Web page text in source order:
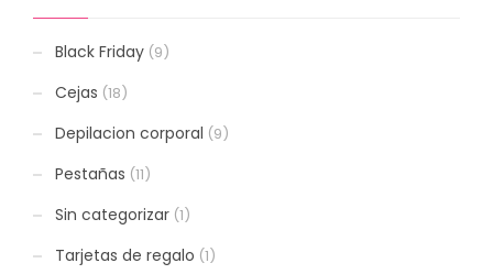
Black Friday (9)
Cejas (18)
Depilacion corporal (9)
Pestañas (11)
Sin categorizar (1)
Tarjetas de regalo (1)